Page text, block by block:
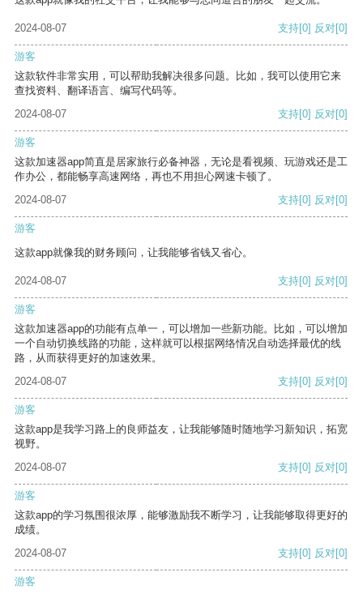
2024-08-07 支持[0] 反对[0]
游客
这款软件非常实用，可以帮助我解决很多问题。比如，我可以使用它来
查找资料、翻译语言、编写代码等。
2024-08-07
支持[0] 反对[0]
游客
这款加速器app简直是居家旅行必备神器，无论是看视频、玩游戏还是工
作办公，都能畅享高速网络，再也不用担心网速卡顿了。
2024-08-07
支持[0] 反对[0]
游客
这款app就像我的财务顾问，让我能够省钱又省心。
2024-08-07 支持[0] 反对[0]
游客
这款加速器app的功能有点单一，可以增加一些新功能。比如，可以增加
一个自动切换线路的功能，这样就可以根据网络情况自动选择最优的线
路，从而获得更好的加速效果。
2024-08-07
支持[0] 反对[0]
游客
这款app是我学习路上的良师益友，让我能够随时随地学习新知识，拓宽
视野。
2024-08-07
支持[0] 反对[0]
游客
这款app的学习氛围很浓厚，能够激励我不断学习，让我能够取得更好的
成绩。
2024-08-07
支持[0] 反对[0]
游客